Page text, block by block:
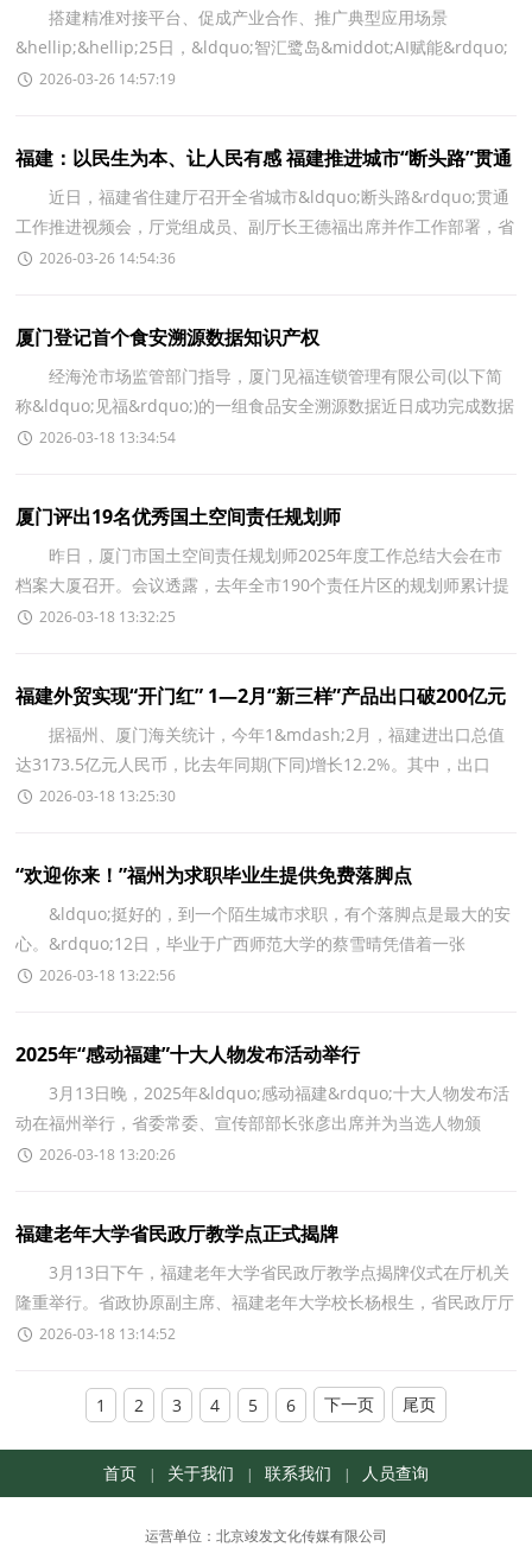
造业专场对接会举行
搭建精准对接平台、促成产业合作、推广典型应用场景
&hellip;&hellip;25日，&ldquo;智汇鹭岛&middot;AI赋能&rdquo;
厦门市人工智能赋能千行百业系列活动&mdash;&mdash;制造
2026-03-26 14:57:19
福建：以民生为本、让人民有感 福建推进城市“断头路”贯通
工作
近日，福建省住建厅召开全省城市&ldquo;断头路&rdquo;贯通
工作推进视频会，厅党组成员、副厅长王德福出席并作工作部署，省
委军民融合办、省发改委、省财政厅、省自然资源厅、
2026-03-26 14:54:36
厦门登记首个食安溯源数据知识产权
经海沧市场监管部门指导，厦门见福连锁管理有限公司(以下简
称&ldquo;见福&rdquo;)的一组食品安全溯源数据近日成功完成数据
知识产权登记。这是我市首个食品安全与数字经济
2026-03-18 13:34:54
厦门评出19名优秀国土空间责任规划师
昨日，厦门市国土空间责任规划师2025年度工作总结大会在市
档案大厦召开。会议透露，去年全市190个责任片区的规划师累计提
供下沉服务2551次，初步探索出具有厦门特色的规划实
2026-03-18 13:32:25
福建外贸实现“开门红” 1—2月“新三样”产品出口破200亿元
据福州、厦门海关统计，今年1&mdash;2月，福建进出口总值
达3173.5亿元人民币，比去年同期(下同)增长12.2%。其中，出口
1864.8亿元，增长7.6%;进口1308.7亿元，增长19.4%。 一般贸
2026-03-18 13:25:30
“欢迎你来！”福州为求职毕业生提供免费落脚点
&ldquo;挺好的，到一个陌生城市求职，有个落脚点是最大的安
心。&rdquo;12日，毕业于广西师范大学的蔡雪晴凭借着一张
&ldquo;高校毕业生求职免费住宿申请券&rdquo;，顺利入住福州
2026-03-18 13:22:56
2025年“感动福建”十大人物发布活动举行
3月13日晚，2025年&ldquo;感动福建&rdquo;十大人物发布活
动在福州举行，省委常委、宣传部部长张彦出席并为当选人物颁
奖。 当选2025年&ldquo;感动福建&rdquo;十大人物的
2026-03-18 13:20:26
福建老年大学省民政厅教学点正式揭牌
3月13日下午，福建老年大学省民政厅教学点揭牌仪式在厅机关
隆重举行。省政协原副主席、福建老年大学校长杨根生，省民政厅厅
长郭学军，厅党组成员、副厅长陈丽华，省委老干部局
2026-03-18 13:14:52
1 2 3 4 5 6 下一页 尾页
首页 关于我们 联系我们 人员查询
运营单位：北京竣发文化传媒有限公司